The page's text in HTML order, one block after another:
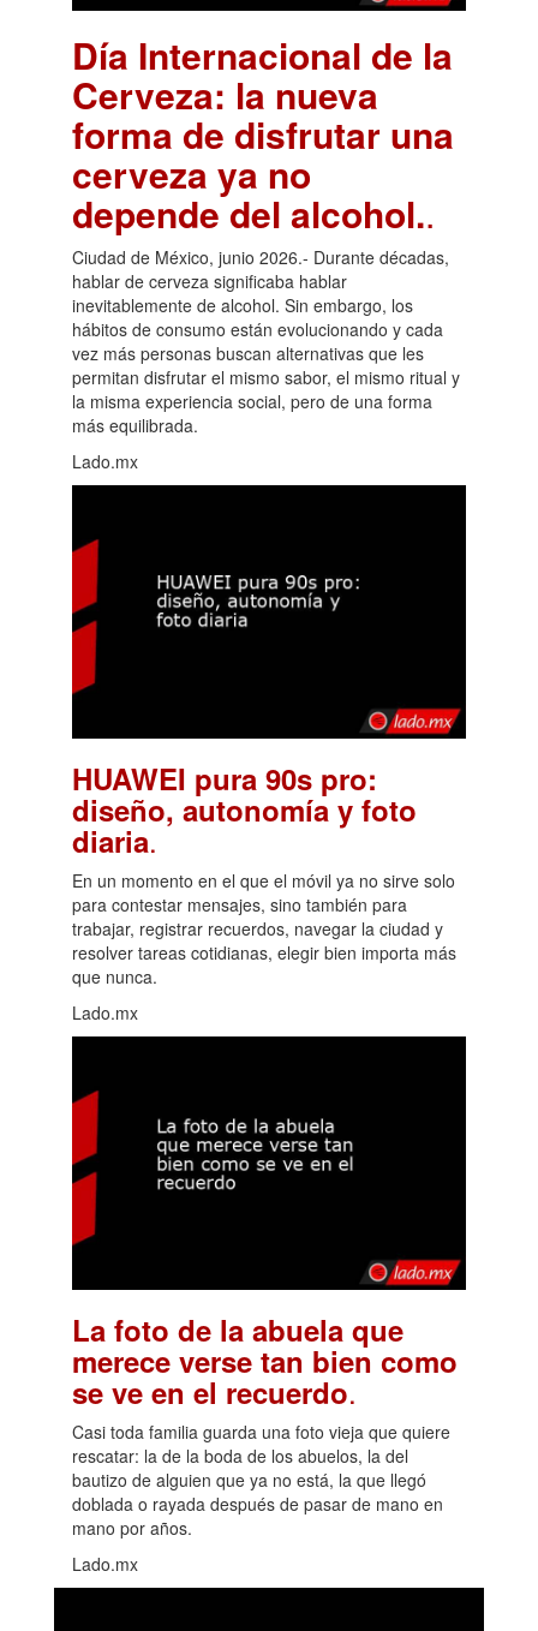
Día Internacional de la
Cerveza: la nueva
forma de disfrutar una
cerveza ya no
depende del alcohol..
Ciudad de México, junio 2026.- Durante décadas,
hablar de cerveza significaba hablar
inevitablemente de alcohol. Sin embargo, los
hábitos de consumo están evolucionando y cada
vez más personas buscan alternativas que les
permitan disfrutar el mismo sabor, el mismo ritual y
la misma experiencia social, pero de una forma
más equilibrada.
Lado.mx
HUAWEI pura 90s pro:
diseño, autonomía y foto
diaria.
En un momento en el que el móvil ya no sirve solo
para contestar mensajes, sino también para
trabajar, registrar recuerdos, navegar la ciudad y
resolver tareas cotidianas, elegir bien importa más
que nunca.
Lado.mx
La foto de la abuela que
merece verse tan bien como
se ve en el recuerdo.
Casi toda familia guarda una foto vieja que quiere
rescatar: la de la boda de los abuelos, la del
bautizo de alguien que ya no está, la que llegó
doblada o rayada después de pasar de mano en
mano por años.
Lado.mx